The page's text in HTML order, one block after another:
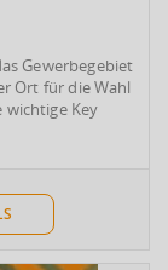
Gewerbegebiet
Ort für die Wahl
wichtige Key